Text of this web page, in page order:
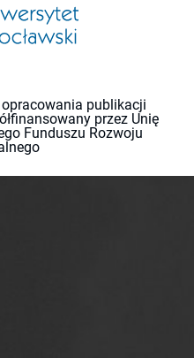
publikacji
przez Unię
Funduszu Rozwoju